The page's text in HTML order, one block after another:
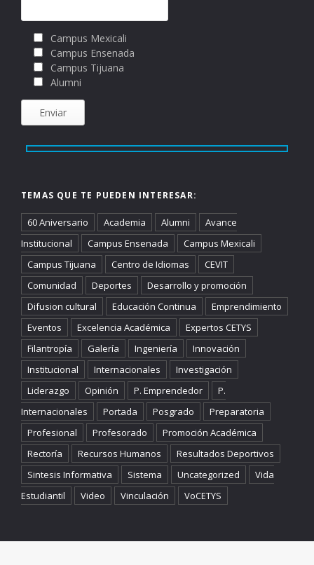
Campus Mexicali
Campus Ensenada
Campus Tijuana
Alumni
TEMAS QUE TE PUEDEN INTERESAR:
60 Aniversario Academia Alumni
Avance
Institucional
Campus Ensenada
Campus Mexicali
Campus Tijuana
Centro de Idiomas
CEVIT
Comunidad
Deportes
Desarrollo y promoción
Difusion cultural
Educación Continua
Emprendimiento
Eventos
Excelencia Académica
Expertos CETYS
Filantropía
Galería Ingeniería
Innovación
Institucional
Internacionales
Investigación
Liderazgo
Opinión P. Emprendedor
P.
Internacionales
Portada Posgrado
Preparatoria
Profesional
Profesorado
Promoción Académica
Rectoría
Recursos Humanos
Resultados Deportivos
Sintesis Informativa
Sistema Uncategorized
Vida
Estudiantil
Video Vinculación VoCETYS